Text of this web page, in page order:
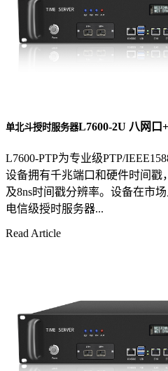
单北斗授时服务器L7600-2U 八网口
L7600-PTP为专业级PTP/
设备拥有千兆端口和硬件时间戳
及8ns时间戳分辨率。设备在市
电信级授时服务器...
Read Article